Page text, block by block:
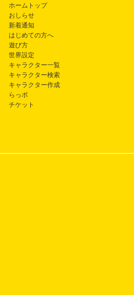
ホームトップ
おしらせ
新着通知
はじめての方へ
遊び方
世界設定
キャラクター一覧
キャラクター検索
キャラクター作成
らっポ
チケット